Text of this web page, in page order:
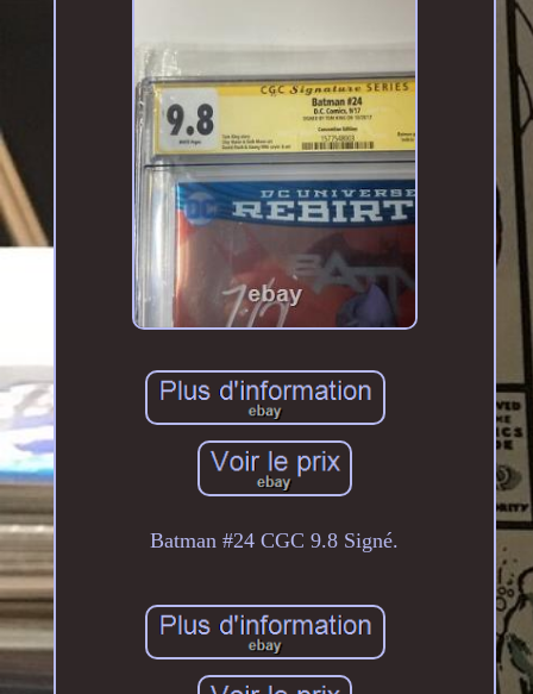
Batman #24 CGC 9.8 Signé.